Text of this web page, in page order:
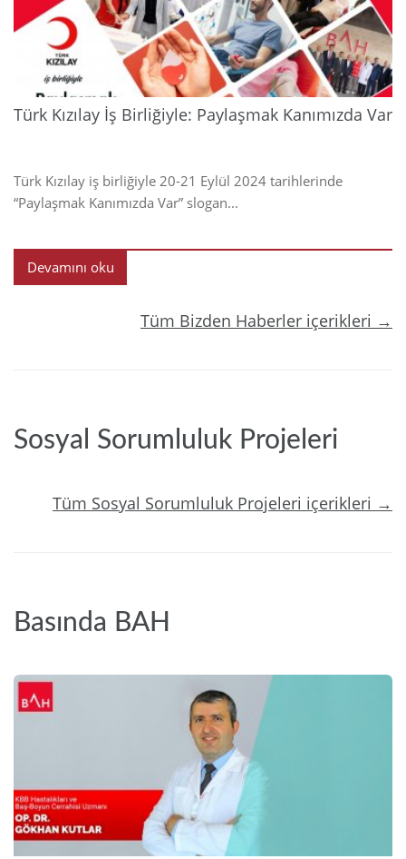
2024
Türk Kızılay İş Birliğiyle: Paylaşmak Kanımızda Var
Türk Kızılay iş birliğiyle 20-21 Eylül 2024 tarihlerinde
“Paylaşmak Kanımızda Var” slogan...
Devamını oku
Tüm Bizden Haberler içerikleri →
Sosyal Sorumluluk Projeleri
Tüm Sosyal Sorumluluk Projeleri içerikleri →
Basında BAH